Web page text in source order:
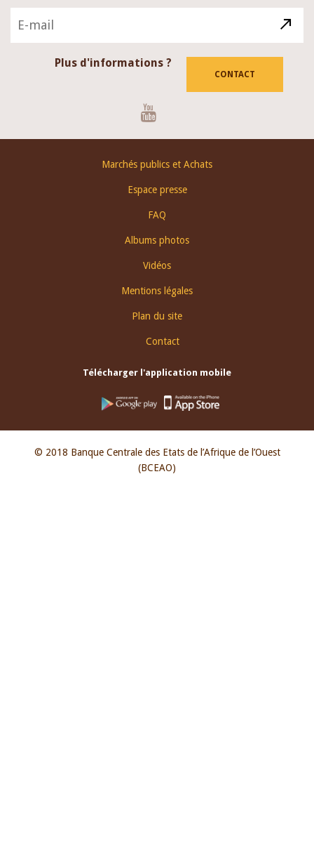
Plus d'informations ?
CONTACT
Marchés publics et Achats
Espace presse
FAQ
Albums photos
Vidéos
Mentions légales
Plan du site
Contact
Télécharger l'application mobile
© 2018 Banque Centrale des Etats de l’Afrique de l’Ouest
(BCEAO)